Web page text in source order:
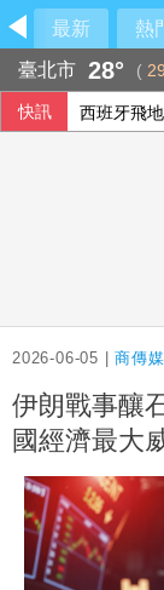
最新 熱
臺北市 28° (
快訊 西班牙飛
2026-06-05 |商傳媒
伊朗戰事釀
國經濟最大